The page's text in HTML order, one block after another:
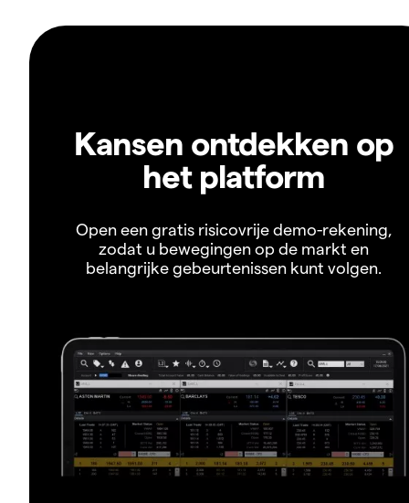
Kansen ontdekken op
het platform
Open een gratis risicovrije demo-rekening,
zodat u bewegingen op de markt en
belangrijke gebeurtenissen kunt volgen.